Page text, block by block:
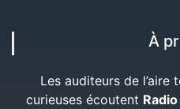
À
Les auditeurs de l’aire
curieuses écoutent